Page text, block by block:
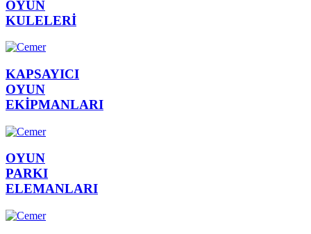
OYUN
KULELERİ
KAPSAYICI
OYUN
EKİPMANLARI
OYUN
PARKI
ELEMANLARI